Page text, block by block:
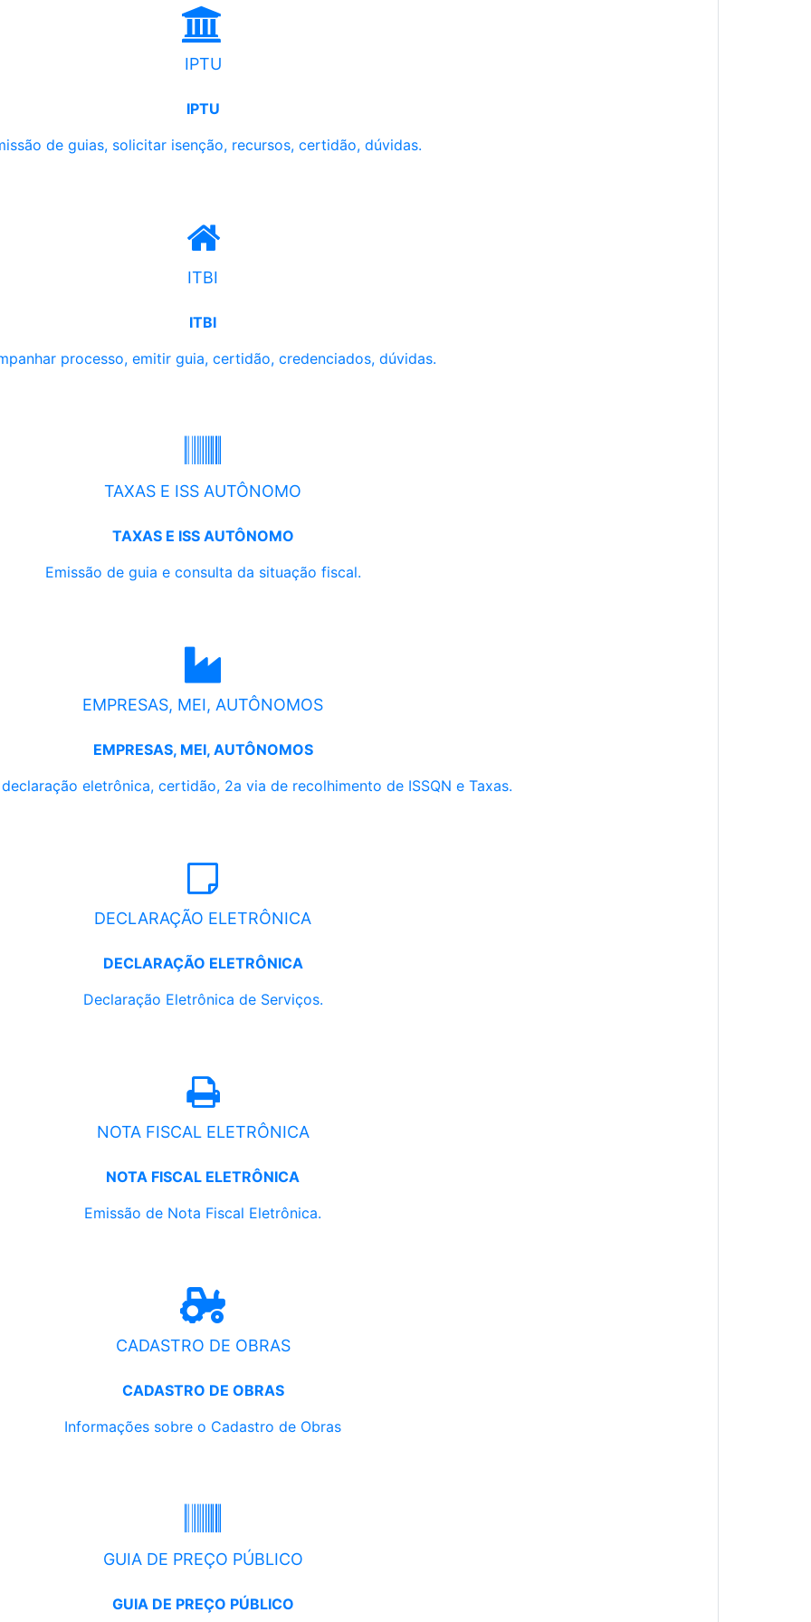
IPTU
IPTU
de guias, solicitar isenção, recursos, certidão, dúvidas.
ITBI
ITBI
processo, emitir guia, certidão, credenciados, dúvidas.
TAXAS E ISS AUTÔNOMO
TAXAS E ISS AUTÔNOMO
Emissão de guia e consulta da situação fiscal.
EMPRESAS, MEI, AUTÔNOMOS
EMPRESAS, MEI, AUTÔNOMOS
eletrônica, certidão, 2a via de recolhimento de ISSQN e Taxas.
DECLARAÇÃO ELETRÔNICA
DECLARAÇÃO ELETRÔNICA
Declaração Eletrônica de Serviços.
NOTA FISCAL ELETRÔNICA
NOTA FISCAL ELETRÔNICA
Emissão de Nota Fiscal Eletrônica.
CADASTRO DE OBRAS
CADASTRO DE OBRAS
Informações sobre o Cadastro de Obras
GUIA DE PREÇO PÚBLICO
GUIA DE PREÇO PÚBLICO